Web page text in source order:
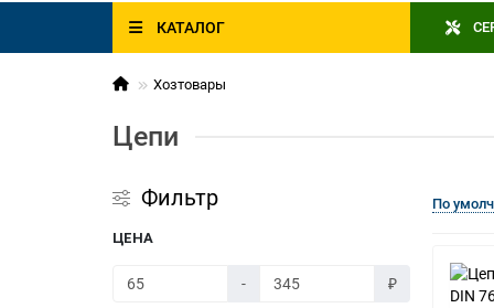
КАТАЛОГ
Хозтовары
Цепи
Фильтр
ЦЕНА
- ₽
По